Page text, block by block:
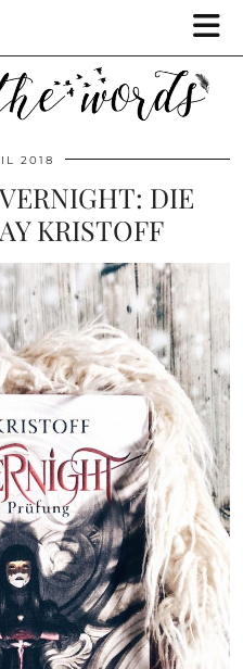
2018
DIE
KRISTOFF